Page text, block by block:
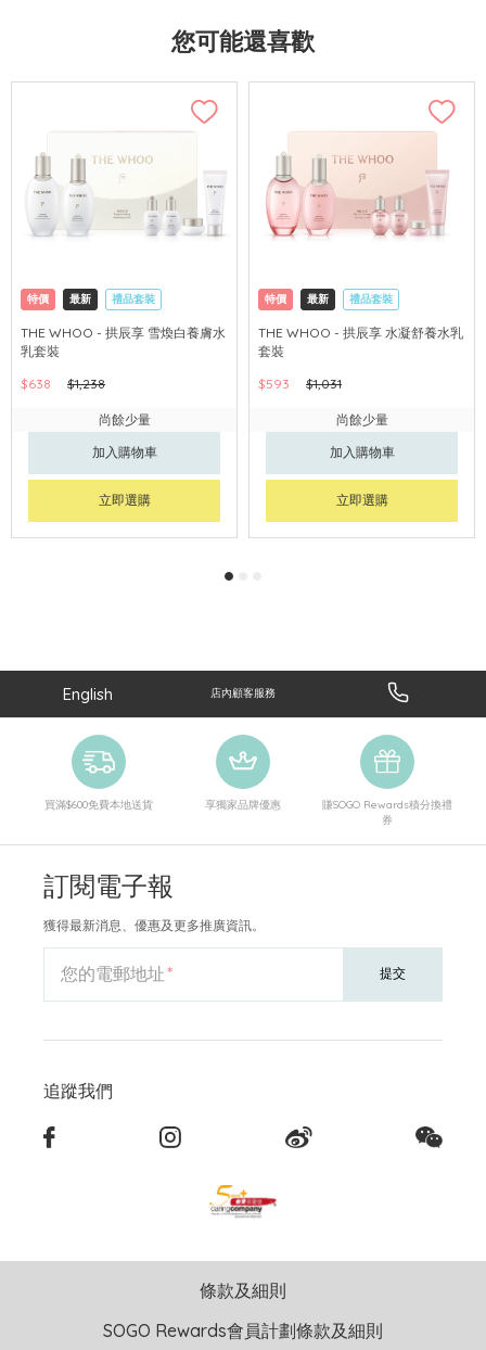
您可能還喜歡
特價 最新 禮品套裝
網購店取 可中國內地配送
THE WHOO - 拱辰享 雪煥白養膚水
乳套裝
$638
$1,238
尚餘少量
加入購物車
立即選購
特價 最新 禮品套裝
網購店取 可中國內地配送
THE WHOO - 拱辰享 水凝舒養水乳
套裝
$593
$1,031
尚餘少量
加入購物車
立即選購
English 店內顧客服務
買滿$600免費本地送貨 享獨家品牌優惠
賺SOGO Rewards積分換禮
券
訂閱電子報
獲得最新消息、優惠及更多推廣資訊。
您的電郵地址 提交
追蹤我們
條款及細則
SOGO Rewards會員計劃條款及細則